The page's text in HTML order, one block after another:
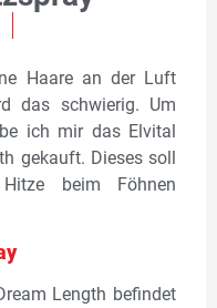
Haare an der Luft
das schwierig. Um
ich mir das Elvital
gekauft. Dieses soll
beim Föhnen
Length befindet